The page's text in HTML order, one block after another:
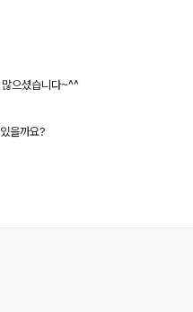
많으셨습니다~^^
을까요?